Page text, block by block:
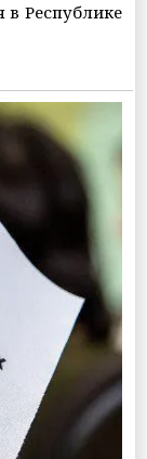
в Республике